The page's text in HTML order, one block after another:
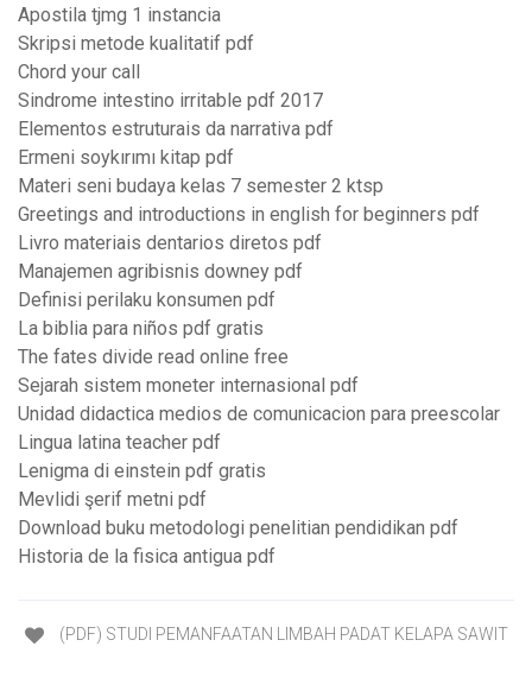
Apostila tjmg 1 instancia
Skripsi metode kualitatif pdf
Chord your call
Sindrome intestino irritable pdf 2017
Elementos estruturais da narrativa pdf
Ermeni soykırımı kitap pdf
Materi seni budaya kelas 7 semester 2 ktsp
Greetings and introductions in english for beginners pdf
Livro materiais dentarios diretos pdf
Manajemen agribisnis downey pdf
Definisi perilaku konsumen pdf
La biblia para niños pdf gratis
The fates divide read online free
Sejarah sistem moneter internasional pdf
Unidad didactica medios de comunicacion para preescolar
Lingua latina teacher pdf
Lenigma di einstein pdf gratis
Mevlidi şerif metni pdf
Download buku metodologi penelitian pendidikan pdf
Historia de la fisica antigua pdf
(PDF) STUDI PEMANFAATAN LIMBAH PADAT KELAPA SAWIT